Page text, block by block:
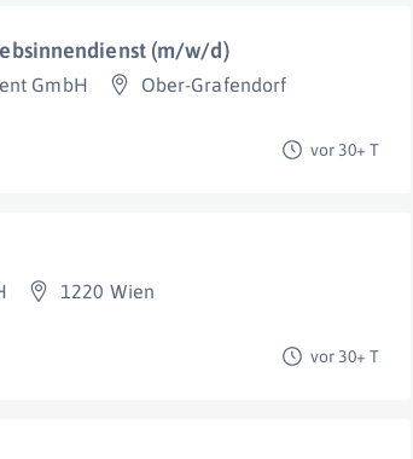
(m/w/d)
GmbH Ober-Grafendorf
vor 30+ T
1220 Wien
vor 30+ T